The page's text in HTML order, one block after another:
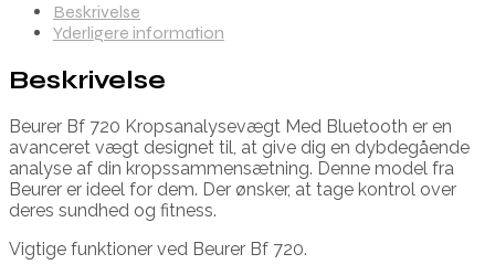
Beskrivelse
Yderligere information
Beskrivelse
Beurer Bf 720 Kropsanalysevægt Med Bluetooth er en
avanceret vægt designet til, at give dig en dybdegående
analyse af din kropssammensætning. Denne model fra
Beurer er ideel for dem. Der ønsker, at tage kontrol over
deres sundhed og fitness.
Vigtige funktioner ved Beurer Bf 720.